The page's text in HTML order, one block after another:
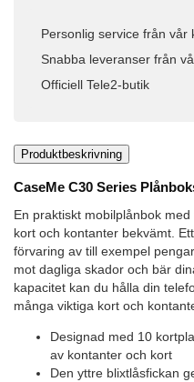
Personlig service från vår
Snabba leveranser från
Officiell Tele2-butik
Produktbeskrivning
CaseMe C30 Series
En praktiskt mobilplånbok
kort och kontanter bekvämt.
förvaring av till exempel
mot dagliga skador och bär
kapacitet kan du hålla din
många viktiga kort och
Designad med 10
av kontanter och kort
Den yttre blixtlåsfickan